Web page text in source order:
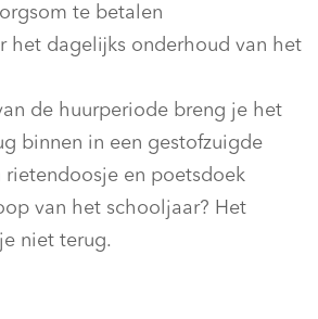
te betalen
het dagelijks onderhoud van het
de huurperiode breng je het
binnen in een gestofzuigde
rietendoosje en poetsdoek
van het schooljaar? Het
niet terug.